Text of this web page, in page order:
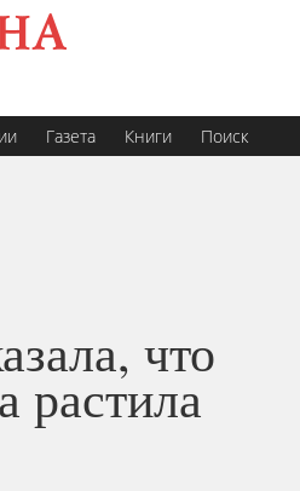
Газета Книги Поиск
что
растила